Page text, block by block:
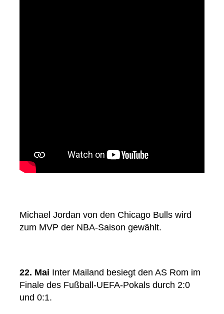
Michael Jordan von den Chicago Bulls wird
zum MVP der NBA-Saison gewählt.
22. Mai Inter Mailand besiegt den AS Rom im
Finale des Fußball-UEFA-Pokals durch 2:0
und 0:1.